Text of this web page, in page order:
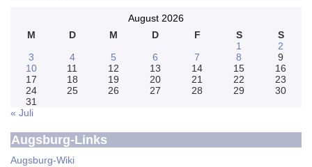
August 2026
M
D M D F S
S
1
2
3
4 5 6 7 8
9
10
11 12 13 14 15
16
17
18 19 20 21 22
23
24
25 26 27 28 29
30
31
« Juli
Augsburg-Links
Augsburg-Wiki